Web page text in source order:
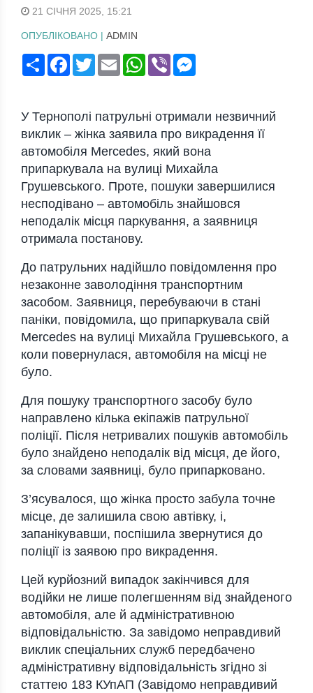
21 СІЧНЯ 2025, 15:21
ОПУБЛІКОВАНО | ADMIN
ПоширитиFacebook
TwitterEmail WhatsApp
Viber
У Тернополі патрульні отримали незвичний
виклик – жінка заявила про викрадення її
автомобіля Mercedes, який вона
припаркувала на вулиці Михайла
Грушевського. Проте, пошуки завершилися
несподівано – автомобіль знайшовся
неподалік місця паркування, а заявниця
отримала постанову.
До патрульних надійшло повідомлення про
незаконне заволодіння транспортним
засобом. Заявниця, перебуваючи в стані
паніки, повідомила, що припаркувала свій
Mercedes на вулиці Михайла Грушевського, а
коли повернулася, автомобіля на місці не
було.
Для пошуку транспортного засобу було
направлено кілька екіпажів патрульної
поліції. Після нетривалих пошуків автомобіль
було знайдено неподалік від місця, де його,
за словами заявниці, було припарковано.
З’ясувалося, що жінка просто забула точне
місце, де залишила свою автівку, і,
запанікувавши, поспішила звернутися до
поліції із заявою про викрадення.
Цей курйозний випадок закінчився для
водійки не лише полегшенням від знайденого
автомобіля, але й адміністративною
відповідальністю. За завідомо неправдивий
виклик спеціальних служб передбачено
адміністративну відповідальність згідно зі
статтею 183 КУпАП (Завідомо неправдивий